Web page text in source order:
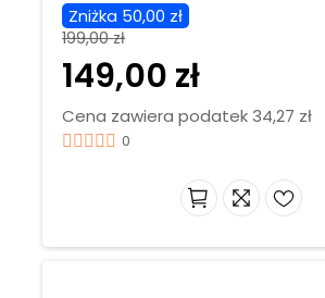
Zniżka 50,00 zł
199,00 zł
149,00 zł
Cena zawiera podatek 34,27 zł
0